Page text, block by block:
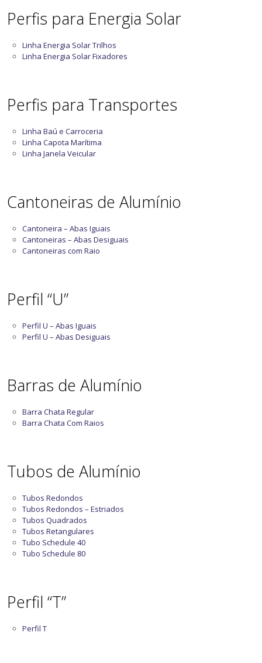
Perfis para Energia Solar
Linha Energia Solar Trilhos
Linha Energia Solar Fixadores
Perfis para Transportes
Linha Baú e Carroceria
Linha Capota Marítima
Linha Janela Veicular
Cantoneiras de Alumínio
Cantoneira – Abas Iguais
Cantoneiras – Abas Desiguais
Cantoneiras com Raio
Perfil “U”
Perfil U – Abas Iguais
Perfil U – Abas Desiguais
Barras de Alumínio
Barra Chata Regular
Barra Chata Com Raios
Tubos de Alumínio
Tubos Redondos
Tubos Redondos – Estriados
Tubos Quadrados
Tubos Retangulares
Tubo Schedule 40
Tubo Schedule 80
Perfil “T”
Perfil T